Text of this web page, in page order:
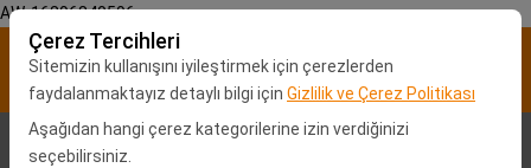
AW-16896840596
Çerez Tercihleri
Sitemizin kullanışını iyileştirmek için çerezlerden
faydalanmaktayız detaylı bilgi için Gizlilik ve Çerez Politikası
Aşağıdan hangi çerez kategorilerine izin verdiğinizi
seçebilirsiniz.
Alış Lokasyonu